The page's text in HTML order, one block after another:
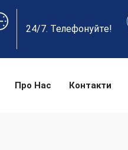
24/7. Телефонуйте!
Про Нас Контакти